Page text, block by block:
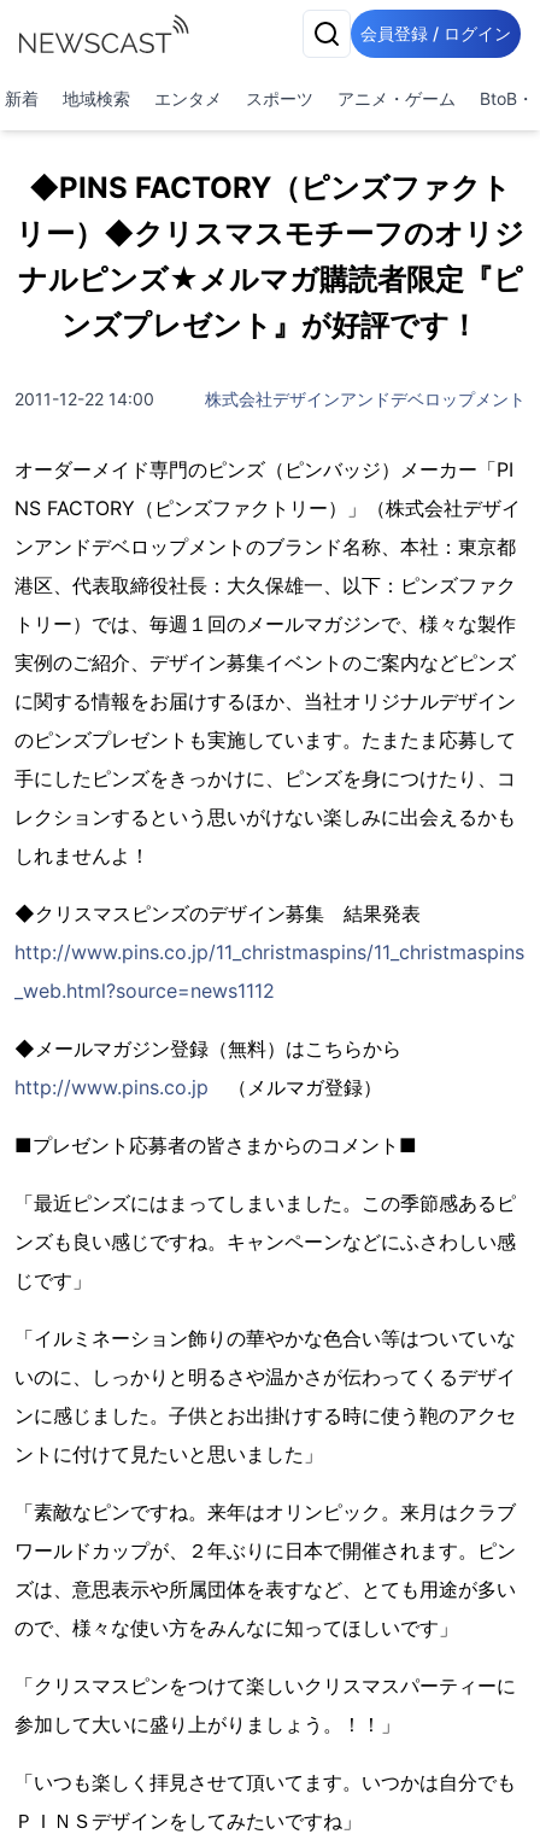
会員登録 / ログイン
新着 地域検索 エンタメ スポーツ アニメ・ゲーム BtoB・
◆PINS FACTORY（ピンズファクト
リー）◆クリスマスモチーフのオリジ
ナルピンズ★メルマガ購読者限定『ピ
ンズプレゼント』が好評です！
2011-12-22 14:00 株式会社デザインアンドデベロップメント
オーダーメイド専門のピンズ（ピンバッジ）メーカー「PI
NS FACTORY（ピンズファクトリー）」（株式会社デザイ
ンアンドデベロップメントのブランド名称、本社：東京都
港区、代表取締役社長：大久保雄一、以下：ピンズファク
トリー）では、毎週１回のメールマガジンで、様々な製作
実例のご紹介、デザイン募集イベントのご案内などピンズ
に関する情報をお届けするほか、当社オリジナルデザイン
のピンズプレゼントも実施しています。たまたま応募して
手にしたピンズをきっかけに、ピンズを身につけたり、コ
レクションするという思いがけない楽しみに出会えるかも
しれませんよ！
◆クリスマスピンズのデザイン募集 結果発表
http://www.pins.co.jp/11_christmaspins/11_christmaspins
_web.html?source=news1112
◆メールマガジン登録（無料）はこちらから
http://www.pins.co.jp （メルマガ登録）
■プレゼント応募者の皆さまからのコメント■
「最近ピンズにはまってしまいました。この季節感あるピ
ンズも良い感じですね。キャンペーンなどにふさわしい感
じです」
「イルミネーション飾りの華やかな色合い等はついていな
いのに、しっかりと明るさや温かさが伝わってくるデザイ
ンに感じました。子供とお出掛けする時に使う鞄のアクセ
ントに付けて見たいと思いました」
「素敵なピンですね。来年はオリンピック。来月はクラブ
ワールドカップが、２年ぶりに日本で開催されます。ピン
ズは、意思表示や所属団体を表すなど、とても用途が多い
ので、様々な使い方をみんなに知ってほしいです」
「クリスマスピンをつけて楽しいクリスマスパーティーに
参加して大いに盛り上がりましょう。！！」
「いつも楽しく拝見させて頂いてます。いつかは自分でも
ＰＩＮＳデザインをしてみたいですね」